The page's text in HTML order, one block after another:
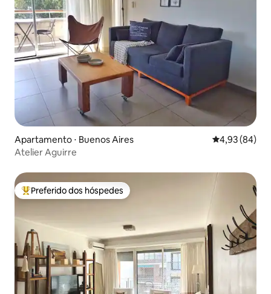
Apartamento ⋅ Buenos Aires 4,93 de uma
4,93 (84)
Atelier Aguirre
Entre os melhores preferidos dos hóspedes
Preferido dos hóspedes